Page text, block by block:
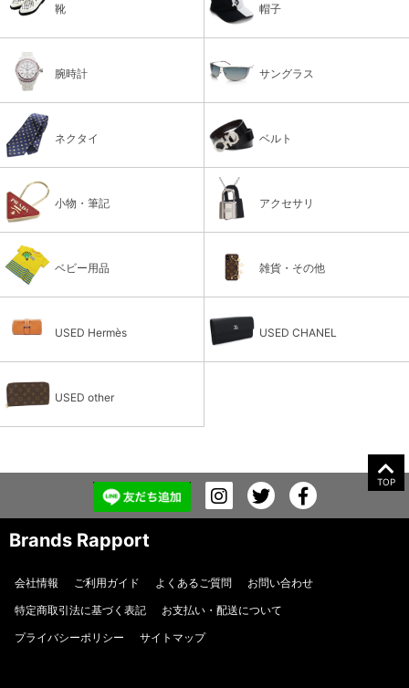
靴 帽子
腕時計 サングラス
ネクタイ ベルト
小物・筆記 アクセサリ
ベビー用品 雑貨・その他
USED Hermès USED CHANEL
USED other
TOP
Brands Rapport
会社情報 ご利用ガイド よくあるご質問
お問い合わせ
特定商取引法に基づく表記
お支払い・配送について
プライバシーポリシー
サイトマップ